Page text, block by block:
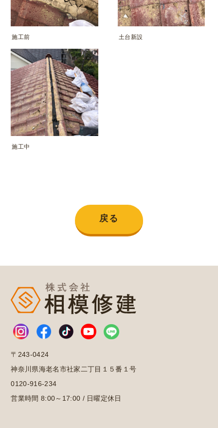
施工前 土台新設
施工中
戻る
〒243-0424
神奈川県海老名市社家二丁目１５番１号
0120-916-234
営業時間 8:00～17:00 / 日曜定休日